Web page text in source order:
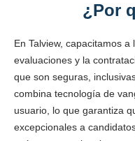
¿Por
En Talview, capacitamos
evaluaciones y la
que son seguras,
combina tecnología de
usuario, lo que garantiza
excepcionales a